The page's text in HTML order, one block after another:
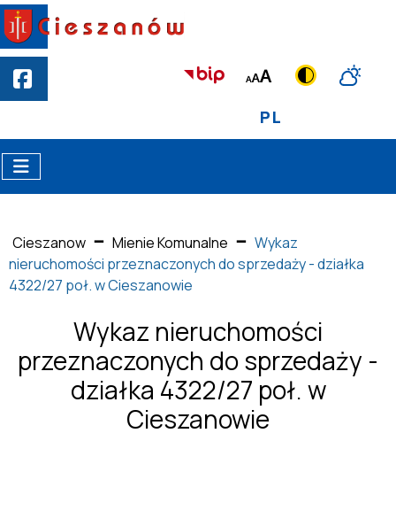
PL
Cieszanow Mienie Komunalne
Wykaz
nieruchomości przeznaczonych do sprzedaży - działka
4322/27 poł. w Cieszanowie
Wykaz nieruchomości
przeznaczonych do sprzedaży -
działka 4322/27 poł. w
Cieszanowie